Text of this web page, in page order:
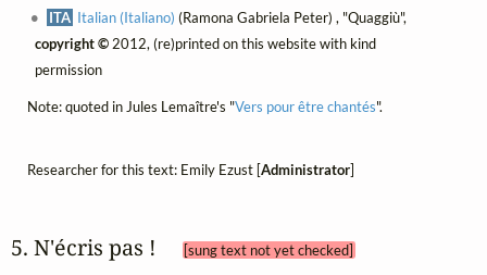
ITA Italian (Italiano) (Ramona Gabriela Peter) , "Quaggiù",
copyright ©2012, (re)printed on this website with kind
permission
Note: quoted in Jules Lemaître's "Vers pour être chantés".
Researcher for this text: Emily Ezust [Administrator]
5. N'écris pas ! [sung text not yet checked]